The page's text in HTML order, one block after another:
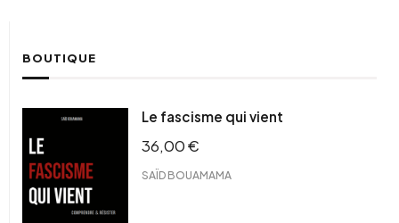
BOUTIQUE
Le fascisme qui vient
36,00€
SAÏD BOUAMAMA